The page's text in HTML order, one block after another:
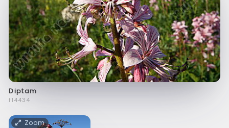
Diptam
f14434
Zoom